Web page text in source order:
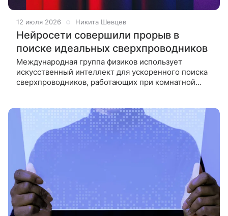
12 июля 2026 Никита Шевцев
Нейросети совершили прорыв в
поиске идеальных сверхпроводников
Международная группа физиков использует
искусственный интеллект для ускоренного поиска
сверхпроводников, работающих при комнатной